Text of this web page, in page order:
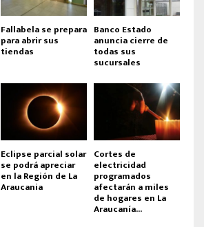
Fallabela se prepara
para abrir sus
tiendas
Banco Estado
anuncia cierre de
todas sus
sucursales
Eclipse parcial solar
se podrá apreciar
en la Región de La
Araucania
Cortes de
electricidad
programados
afectarán a miles
de hogares en La
Araucanía...